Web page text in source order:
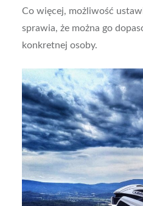
Co więcej, możliwość
sprawia, że można go
konkretnej osoby.